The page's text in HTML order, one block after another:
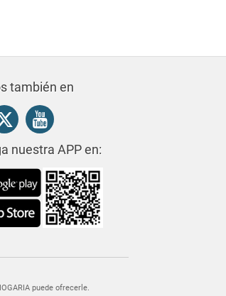
también en
nuestra APP en:
puede ofrecerle.